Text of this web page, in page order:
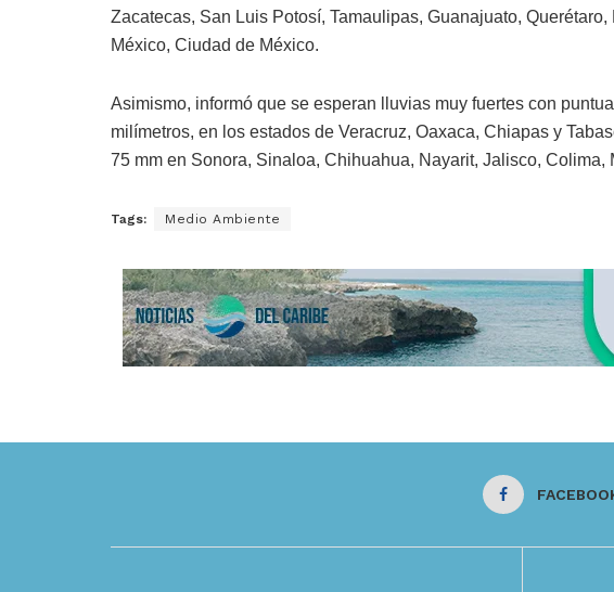
Zacatecas, San Luis Potosí, Tamaulipas, Guanajuato,
México, Ciudad de México.
Asimismo, informó que se esperan lluvias muy fuertes con
milímetros, en los estados de Veracruz, Oaxaca, Chiapas y
75 mm en Sonora, Sinaloa, Chihuahua, Nayarit, Jalisco, Colima,
Tags: Medio Ambiente